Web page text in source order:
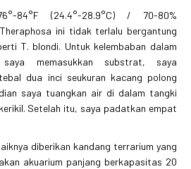
84°F (24.4°-28.9°C) / 70-80%
ini tidak terlalu bergantung
T. blondi. Untuk kelembaban dalam
saya memasukkan substrat, saya
dua inci seukuran kacang polong
saya tuangkan air di dalam tangki
Setelah itu, saya padatkan empat
diberikan kandang terrarium yang
akuarium panjang berkapasitas 20